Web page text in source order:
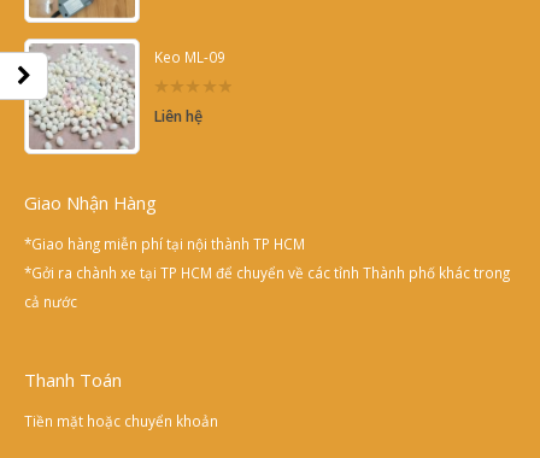
Keo ML-09
0
out
Liên hệ
Giao Nhận Hàng
*Giao hàng miễn phí tại nội thành TP HCM
*Gởi ra chành xe tại TP HCM để chuyển về các tỉnh Thành phố khác trong
cả nước
Thanh Toán
Tiền mặt hoặc chuyển khoản